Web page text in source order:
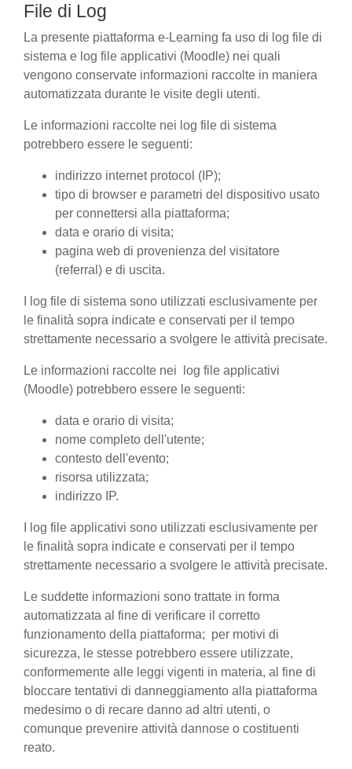
File di Log
La presente piattaforma e-Learning fa uso di log file di
sistema e log file applicativi (Moodle) nei quali
vengono conservate informazioni raccolte in maniera
automatizzata durante le visite degli utenti.
Le informazioni raccolte nei log file di sistema
potrebbero essere le seguenti:
indirizzo internet protocol (IP);
tipo di browser e parametri del dispositivo usato
per connettersi alla piattaforma;
data e orario di visita;
pagina web di provenienza del visitatore
(referral) e di uscita.
I log file di sistema sono utilizzati esclusivamente per
le finalità sopra indicate e conservati per il tempo
strettamente necessario a svolgere le attività precisate.
Le informazioni raccolte nei log file applicativi
(Moodle) potrebbero essere le seguenti:
data e orario di visita;
nome completo dell'utente;
contesto dell'evento;
risorsa utilizzata;
indirizzo IP.
I log file applicativi sono utilizzati esclusivamente per
le finalità sopra indicate e conservati per il tempo
strettamente necessario a svolgere le attività precisate.
Le suddette informazioni sono trattate in forma
automatizzata al fine di verificare il corretto
funzionamento della piattaforma; per motivi di
sicurezza, le stesse potrebbero essere utilizzate,
conformemente alle leggi vigenti in materia, al fine di
bloccare tentativi di danneggiamento alla piattaforma
medesimo o di recare danno ad altri utenti, o
comunque prevenire attività dannose o costituenti
reato.